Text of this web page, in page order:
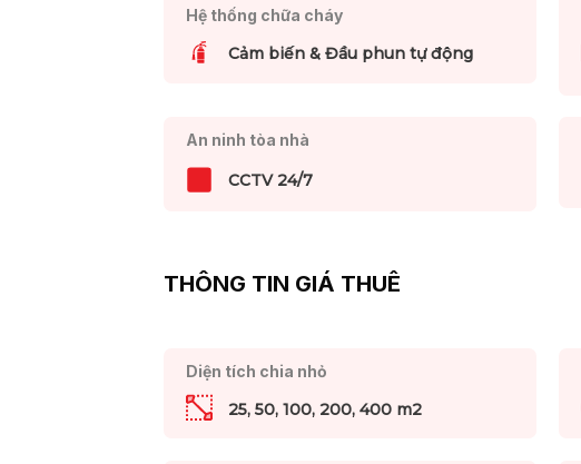
Hệ thống chữa cháy
Cảm biến & Đầu phun tự động
An ninh tòa nhà
CCTV 24/7
THÔNG TIN GIÁ THUÊ
Diện tích chia nhỏ
25, 50, 100, 200, 400 m2